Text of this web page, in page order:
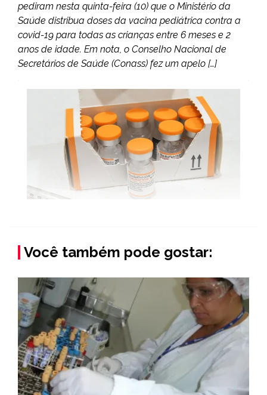
pediram nesta quinta-feira (10) que o Ministério da
Saúde distribua doses da vacina pediátrica contra a
covid-19 para todas as crianças entre 6 meses e 2
anos de idade. Em nota, o Conselho Nacional de
Secretários de Saúde (Conass) fez um apelo […]
Você também pode gostar: